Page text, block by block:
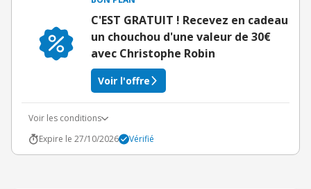
C'EST GRATUIT ! Recevez en cadeau
un chouchou d'une valeur de 30€
avec Christophe Robin
Voir l'offre
Voir les conditions
Expire le 27/10/2026
Vérifié